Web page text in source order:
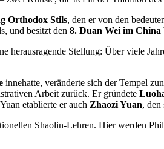
Orthodox Stils, den er von den
und besitzt den 8. Duan Wei im China
herausragende Stellung: Über viele
innehatte, veränderte sich der Tempel
Arbeit zurück. Er gründete
etablierte er auch Zhaozi Yuan, den
Shaolin-Lehren. Hier werden